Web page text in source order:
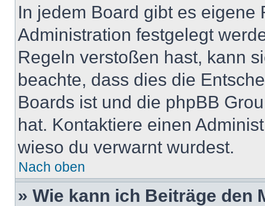
In jedem Board gibt es
Administration festgelegt
Regeln verstoßen hast, kann
beachte, dass dies die
Boards ist und die phpBB
hat. Kontaktiere einen
wieso du verwarnt wurdest.
Nach oben
» Wie kann ich Beiträge den